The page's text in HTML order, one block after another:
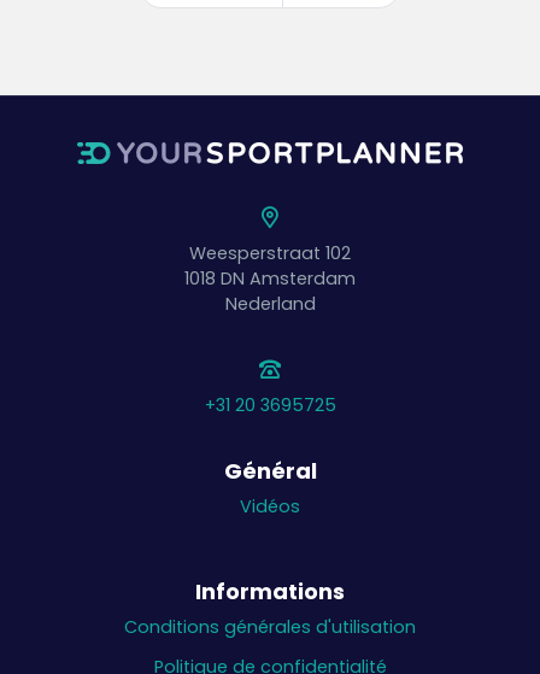
Weesperstraat 102
1018 DN Amsterdam
Nederland
+31 20 3695725
Général
Vidéos
Informations
Conditions générales d'utilisation
Politique de confidentialité